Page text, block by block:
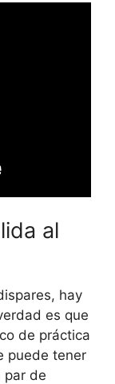
al
hay
es que
de práctica
puede tener
par de